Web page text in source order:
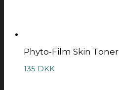
Phyto-Film Skin Toner
135 DKK